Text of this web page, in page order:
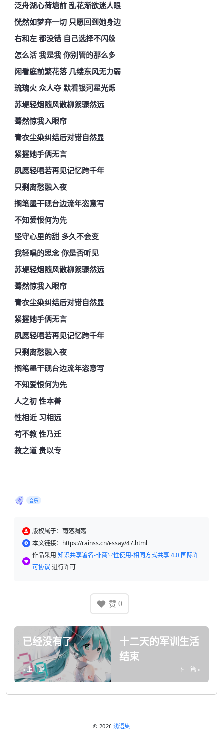
泛舟湖心荷塘前 乱花渐欲迷人眼
恍然如梦弃一切 只愿回到她身边
右和左 都没错 自己选择不闪躲
怎么活 我是我 你别管的那么多
闲看庭前繁花落 几缕东风无力弱
琉璃火 众人夺 默看银河星光烁
苏堤轻烟随风散柳絮骤然远
蓦然惊我入眼帘
青衣尘染纠结后对错自然显
紧握她手俩无言
夙愿轻唱若再见记忆跨千年
只剩离愁融入夜
搁笔墨干砚台边流年恣意写
不知爱恨何为先
坚守心里的甜 多久不会变
我轻唱的思念 你是否听见
苏堤轻烟随风散柳絮骤然远
蓦然惊我入眼帘
青衣尘染纠结后对错自然显
紧握她手俩无言
夙愿轻唱若再见记忆跨千年
只剩离愁融入夜
搁笔墨干砚台边流年恣意写
不知爱恨何为先
人之初 性本善
性相近 习相远
苟不教 性乃迁
教之道 贵以专
音乐
版权属于：雨落凋殇
本文链接：https://rainss.cn/essay/47.html
作品采用 知识共享署名-非商业性使用-相同方式共享 4.0 国际许
可协议 进行许可
赞 0
已经没有了
« 上一篇
十二天的军训生活
结束
下一篇 »
© 2026 浅语集